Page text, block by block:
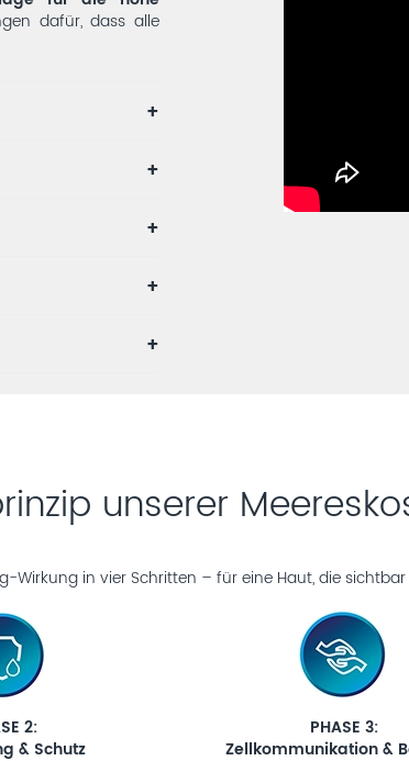
dafür, dass alle
unserer
Wirkung in vier Schritten – für eine Haut, die
2:
& Schutz
PHASE 3:
Zellkommunikation &